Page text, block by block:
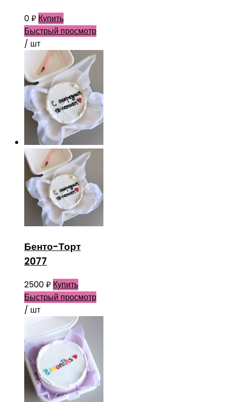
0₽ Купить
Быстрый просмотр
/ шт
Бенто-Торт
2077
2500₽ Купить
Быстрый просмотр
/ шт